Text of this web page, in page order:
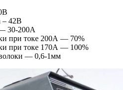
– 42В
30-200А
при токе 200А — 70%
при токе 170А — 100%
— 0,6-1мм